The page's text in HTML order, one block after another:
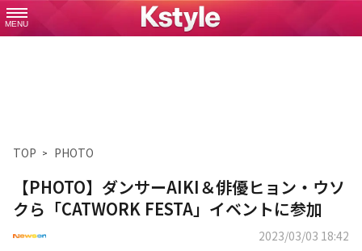
MENU
TOP PHOTO
【PHOTO】ダンサーAIKI＆俳優ヒョン・ウソ
クら「CATWORK FESTA」イベントに参加
2023/03/03 18:42